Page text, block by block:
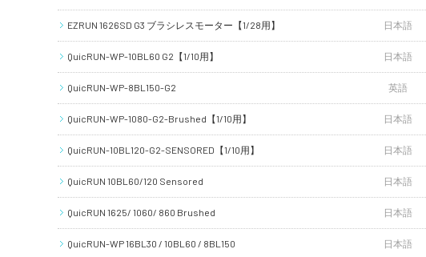
EZRUN 1626SD G3 ブラシレスモーター【1/28用】 日本語
QuicRUN-WP-10BL60 G2【1/10用】 日本語
QuicRUN-WP-8BL150-G2 英語
QuicRUN-WP-1080-G2-Brushed【1/10用】 日本語
QuicRUN-10BL120-G2-SENSORED【1/10用】 日本語
QuicRUN 10BL60/120 Sensored 日本語
QuicRUN 1625/ 1060/ 860 Brushed 日本語
QuicRUN-WP 16BL30 / 10BL60 / 8BL150 日本語